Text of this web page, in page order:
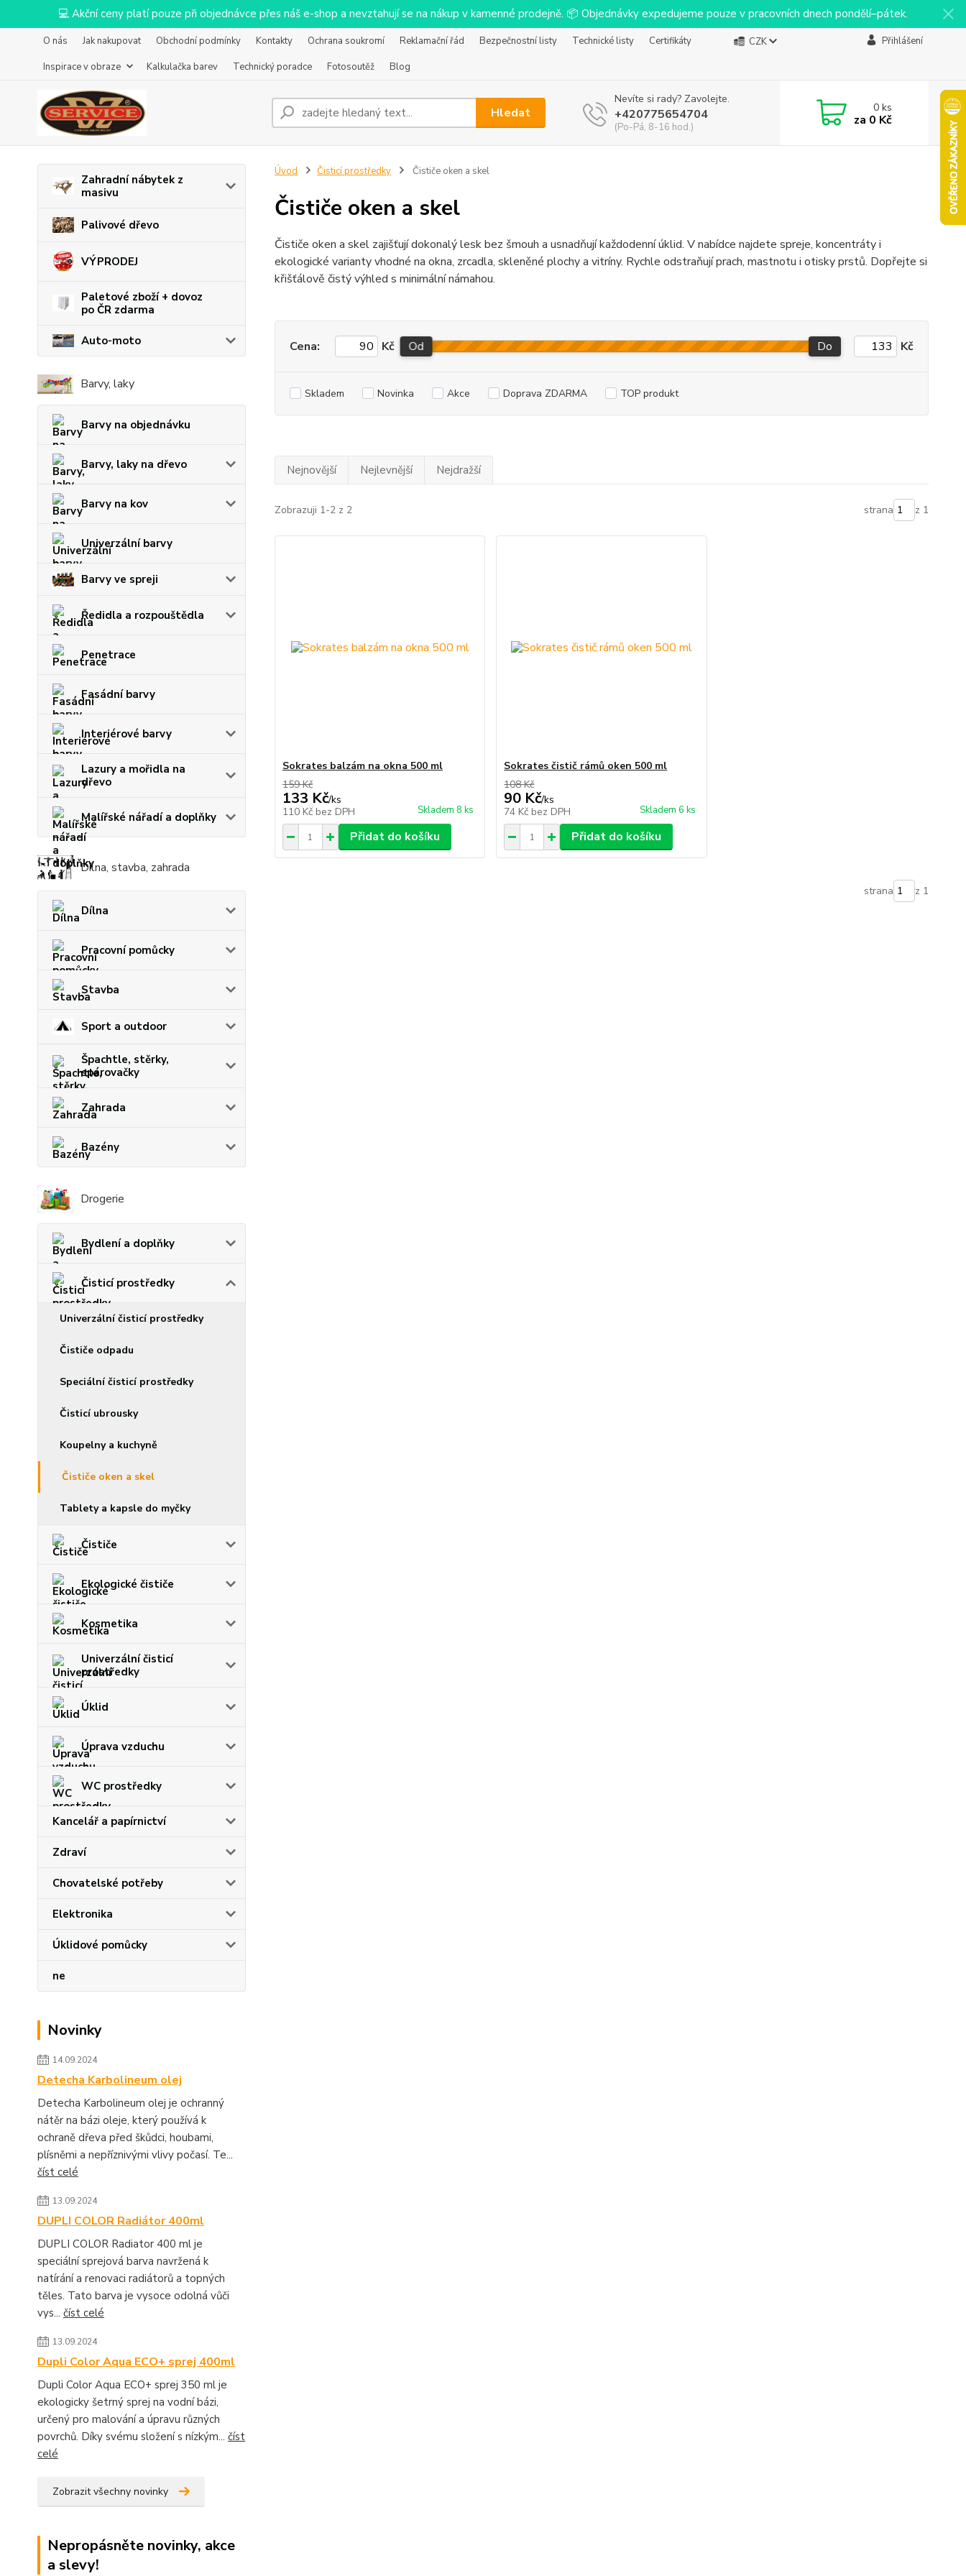
💻 Akční ceny platí pouze při objednávce přes náš e-shop a nevztahují se na nákup v kamenné prodejně. 📦 Objednávky expedujeme pouze v pracovních dnech pondělí–pátek.
O nás Jak nakupovat Obchodní podmínky Kontakty Ochrana soukromí Reklamační řád Bezpečnostní listy Technické listy
Certifikáty
Inspirace v obraze
Kalkulačka barev Technický poradce Fotosoutěž Blog
CZK Přihlášení
Hledat
Nevíte si rady? Zavolejte.
+420775654704
(Po-Pá, 8-16 hod.)
0ks
za 0 Kč
Zahradní nábytek z
masivu
Palivové dřevo
VÝPRODEJ
Paletové zboží + dovoz
po ČR zdarma
Auto-moto
Barvy, laky
Barvy na objednávku
Barvy, laky na dřevo
Barvy na kov
Univerzální barvy
Barvy ve spreji
Ředidla a rozpouštědla
Penetrace
Fasádní barvy
Interiérové barvy
Lazury a mořidla na
dřevo
Malířské nářadí a doplňky
Dílna, stavba, zahrada
Dílna
Pracovní pomůcky
Stavba
Sport a outdoor
Špachtle, stěrky,
spárovačky
Zahrada
Bazény
Drogerie
Bydlení a doplňky
Čisticí prostředky
Univerzální čisticí prostředky
Čističe odpadu
Speciální čisticí prostředky
Čisticí ubrousky
Koupelny a kuchyně
Čističe oken a skel
Tablety a kapsle do myčky
Čističe
Ekologické čističe
Kosmetika
Univerzální čisticí
prostředky
Úklid
Úprava vzduchu
WC prostředky
Kancelář a papírnictví
Zdraví
Chovatelské potřeby
Elektronika
Úklidové pomůcky
ne
Novinky
14.09.2024
Detecha Karbolineum olej
Detecha Karbolineum olej je ochranný
nátěr na bázi oleje, který používá k
ochraně dřeva před škůdci, houbami,
plísněmi a nepříznivými vlivy počasí. Te...
číst celé
13.09.2024
DUPLI COLOR Radiátor 400ml
DUPLI COLOR Radiator 400 ml je
speciální sprejová barva navržená k
natírání a renovaci radiátorů a topných
těles. Tato barva je vysoce odolná vůči
vys... číst celé
13.09.2024
Dupli Color Aqua ECO+ sprej 400ml
Dupli Color Aqua ECO+ sprej 350 ml je
ekologicky šetrný sprej na vodní bázi,
určený pro malování a úpravu různých
povrchů. Díky svému složení s nízkým... číst
celé
Zobrazit všechny novinky
Nepropásněte novinky, akce
a slevy!
Úvod Čisticí prostředky Čističe oken a skel
Čističe oken a skel
Čističe oken a skel zajišťují dokonalý lesk bez šmouh a usnadňují každodenní úklid. V nabídce najdete spreje, koncentráty i
ekologické varianty vhodné na okna, zrcadla, skleněné plochy a vitríny. Rychle odstraňují prach, mastnotu i otisky prstů. Dopřejte si
křišťálově čistý výhled s minimální námahou.
Cena: Kč Od Do Kč
Skladem Novinka Akce Doprava ZDARMA TOP produkt
Nejnovější Nejlevnější Nejdražší
Zobrazuji 1-2 z 2 strana z 1
Sokrates balzám na okna 500 ml
159 Kč
133 Kč/ks
110 Kč bez DPH Skladem 8 ks
Přidat do košíku
Sokrates čistič rámů oken 500 ml
108 Kč
90 Kč/ks
74 Kč bez DPH Skladem 6 ks
Přidat do košíku
strana z 1